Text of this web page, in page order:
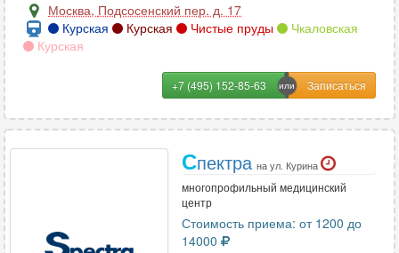
Москва, Подсосенский пер. д. 17
Курская
Курская Чистые пруды
Чкаловская
Курская
+7 (495) 152-85-63
Спектра на ул. Курина
многопрофильный медицинский
центр
Стоимость приема: от 1200 до
14000